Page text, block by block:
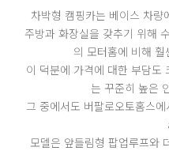
차박형 캠핑카는 베이스 차
주방과 화장실을 갖추기 위해
의 모터홈에 비해
이 덕분에 가격에 대한 부담도
는 꾸준히 높은
그 중에서도 버팔로오토홈스
모델은 앞들림형 팝업루프와